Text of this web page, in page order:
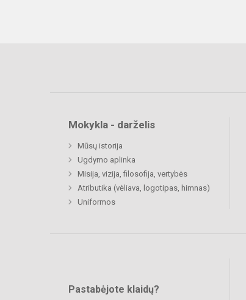
Mokykla - darželis
Mūsų istorija
Ugdymo aplinka
Misija, vizija, filosofija, vertybės
Atributika (vėliava, logotipas, himnas)
Uniformos
Pastabėjote klaidų?